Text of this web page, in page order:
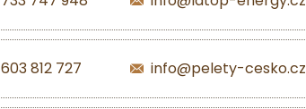
603 812 727 info@pelety-cesko.cz